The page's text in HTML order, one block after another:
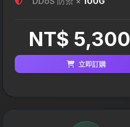
NT$ 5,300
立即訂購